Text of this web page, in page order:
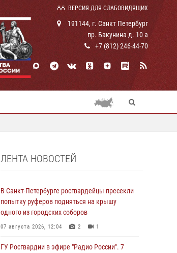
ВЕРСИЯ ДЛЯ СЛАБОВИДЯЩИХ
191144, г. Санкт Петербург
пр. Бакунина д. 10 а
+7 (812) 246-44-70
ЛЕНТА НОВОСТЕЙ
В Санкт-Петербурге росгвардейцы пресекли
попытку руферов подняться на крышу
одного из городских соборов
07 августа 2026, 12:04 2 1
ГУ Росгвардии в эфире "Радио России". 7